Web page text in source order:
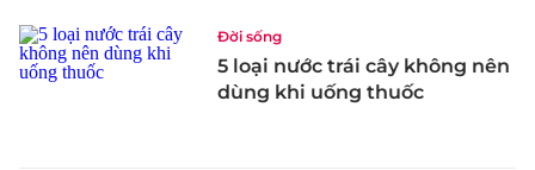
Đời sống
5 loại nước trái cây không nên
dùng khi uống thuốc